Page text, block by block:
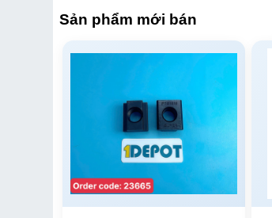
Sản phẩm mới bán